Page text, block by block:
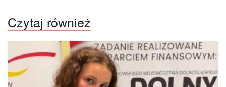
Czytaj również